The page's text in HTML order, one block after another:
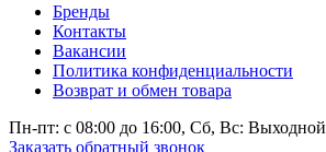
Бренды
Контакты
Вакансии
Политика конфиденциальности
Возврат и обмен товара
Пн-пт: c 08:00 до 16:00, Сб, Вс: Выходной
Заказать обратный звонок